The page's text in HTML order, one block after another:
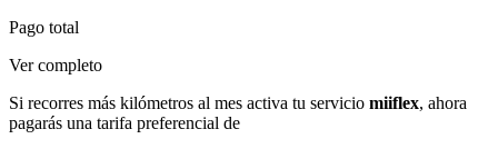
Pago total
Ver completo
Si recorres más kilómetros al mes activa tu servicio miiflex, ahora
pagarás una tarifa preferencial de